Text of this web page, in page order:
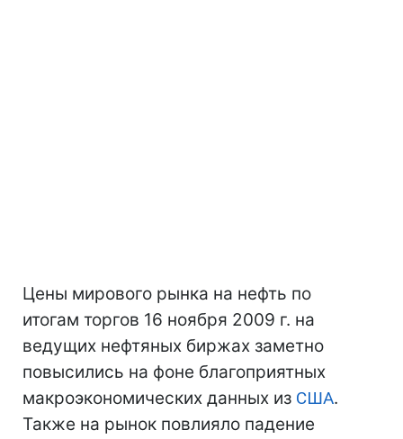
Цены мирового рынка на нефть по
итогам торгов 16 ноября 2009 г. на
ведущих нефтяных биржах заметно
повысились на фоне благоприятных
макроэкономических данных из США.
Также на рынок повлияло падение